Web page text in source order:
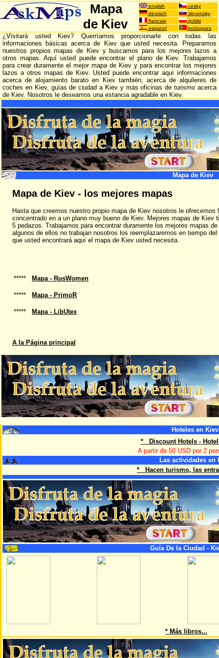
Mapa
de Kiev
english
cesky
deutsch
slovensky
francais
polski
espanol
portugues
¿Visitará usted Kiev? Querríamos proporcionarle con todas las
informaciones básicas acerca de Kiev que usted necesita. Preparamos
nuestros propios mapas de Kiev y buscamos para los mejores lazos a
otros mapas. Aquí usted puede encontrar el plano de Kiev. Trabajamos
para crear duramente el mejor mapa de Kiev y para encontrar los mejores
lazos a otros mapas de Kiev. Usted puede encontrar aquí informaciones
acerca de alojamiento barato en Kiev también, acerca de alquileres de
coches en Kiev, guías de ciudad a Kiev y más oficinas de turismo acerca
de Kiev. Nosotros le deseamos una estancia agradable en Kiev.
Mapa de Kiev
Mapa de Kiev - los mejores mapas
Hasta que creemos nuestro propio mapa de Kiev nosotros le
concentrado en a un plano muy bueno de Kiev. Mejores mapas de
5 pedazos. Trabajamos para encontrar duramente los mejores mapas
algunos de ellos no trabajan nosotros los reemplazaremos en tiempo
que usted encontrará aquí el mapa de Kiev usted necesita.
***** Mapa - RusWomen
***** Mapa - PrimoR
***** Mapa - LibUtex
A la Página principal
Hoteles en Kiev
* Discount Hotels -
A partir de 50 USD por 2
Las actividades en
* Hacen turismo, las
Guía De la Ciudad -
* Más libros...